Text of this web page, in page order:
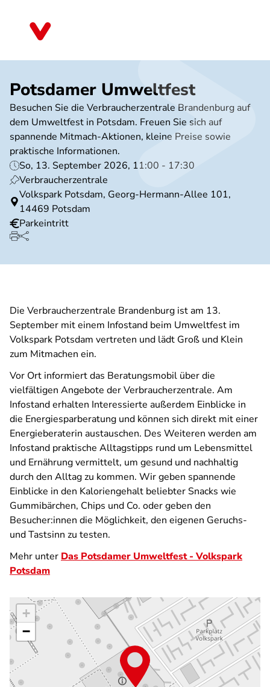
Potsdamer Umweltfest
Besuchen Sie die Verbraucherzentrale Brandenburg auf
dem Umweltfest in Potsdam. Freuen Sie sich auf
spannende Mitmach-Aktionen, kleine Preise sowie
praktische Informationen.
So, 13. September 2026, 11:00 - 17:30
Verbraucherzentrale
Volkspark Potsdam, Georg-Hermann-Allee 101,
14469 Potsdam
Parkeintritt
Die Verbraucherzentrale Brandenburg ist am 13.
September mit einem Infostand beim Umweltfest im
Volkspark Potsdam vertreten und lädt Groß und Klein
zum Mitmachen ein.
Vor Ort informiert das Beratungsmobil über die
vielfältigen Angebote der Verbraucherzentrale. Am
Infostand erhalten Interessierte außerdem Einblicke in
die Energiesparberatung und können sich direkt mit einer
Energieberaterin austauschen. Des Weiteren werden am
Infostand praktische Alltagstipps rund um Lebensmittel
und Ernährung vermittelt, um gesund und nachhaltig
durch den Alltag zu kommen. Wir geben spannende
Einblicke in den Kaloriengehalt beliebter Snacks wie
Gummibärchen, Chips und Co. oder geben den
Besucher:innen die Möglichkeit, den eigenen Geruchs-
und Tastsinn zu testen.
Mehr unter Das Potsdamer Umweltfest - Volkspark
Potsdam
+
−